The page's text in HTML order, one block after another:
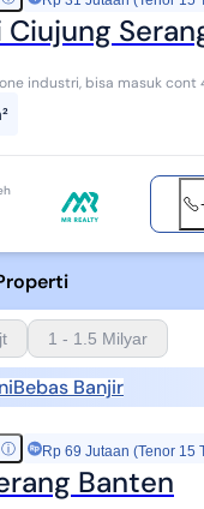
industri, bisa masuk cont
1 - 1.5 Milyar
Bebas Banjir
ⓘ Rp 69 Jutaan (Tenor 15
Banten